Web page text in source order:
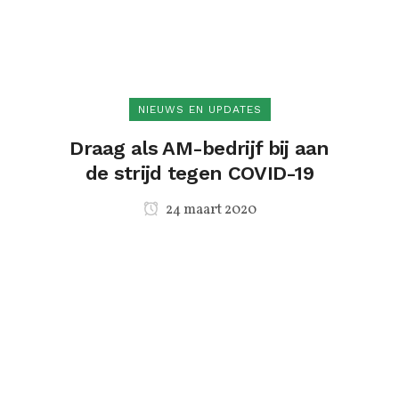
NIEUWS EN UPDATES
Draag als AM-bedrijf bij aan
de strijd tegen COVID-19
24 maart 2020